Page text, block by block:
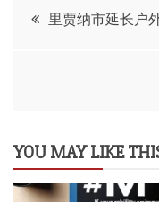
文
航
里贾纳市延长户
YOU MAY LIKE